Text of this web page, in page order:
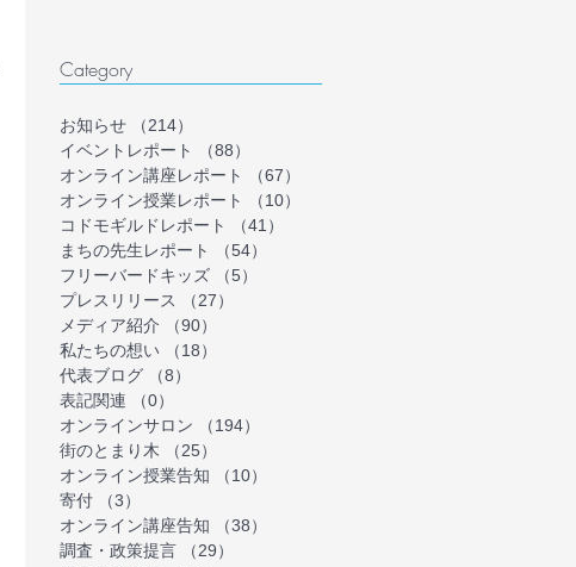
Category
お知らせ （214）
イベントレポート
（88）
オンライン講座レポート
（67）
オンライン授業レポート
（10）
コドモギルドレポート
（41）
まちの先生レポート
（54）
フリーバードキッズ
（5）
プレスリリース
（27）
メディア紹介
（90）
私たちの想い
（18）
代表ブログ
（8）
表記関連
（0）
オンラインサロン
（194）
街のとまり木
（25）
オンライン授業告知
（10）
寄付
（3）
オンライン講座告知
（38）
調査・政策提言
（29）